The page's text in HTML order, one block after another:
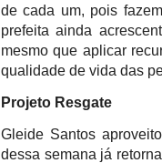
de cada um, pois
prefeita ainda
mesmo que aplicar
qualidade de vida das
Projeto Resgate
Gleide Santos
dessa semana já